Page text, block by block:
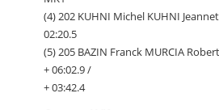
(4) 202 KUHNI Michel KUHNI
02:20.5
(5) 205 BAZIN Franck MURCIA
+ 06:02.9 /
+ 03:42.4